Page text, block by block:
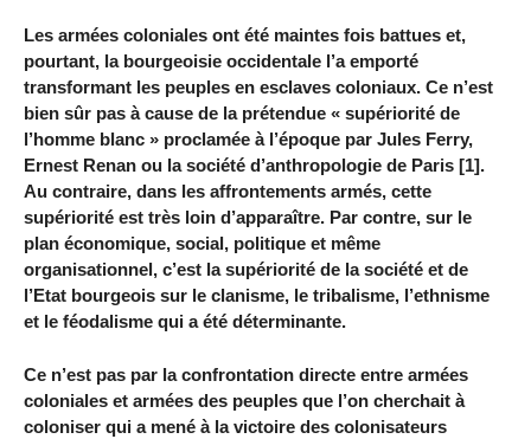
Les armées coloniales ont été maintes fois battues et,
pourtant, la bourgeoisie occidentale l’a emporté
transformant les peuples en esclaves coloniaux. Ce n’est
bien sûr pas à cause de la prétendue « supériorité de
l’homme blanc » proclamée à l’époque par Jules Ferry,
Ernest Renan ou la société d’anthropologie de Paris [1].
Au contraire, dans les affrontements armés, cette
supériorité est très loin d’apparaître. Par contre, sur le
plan économique, social, politique et même
organisationnel, c’est la supériorité de la société et de
l’Etat bourgeois sur le clanisme, le tribalisme, l’ethnisme
et le féodalisme qui a été déterminante.
Ce n’est pas par la confrontation directe entre armées
coloniales et armées des peuples que l’on cherchait à
coloniser qui a mené à la victoire des colonisateurs